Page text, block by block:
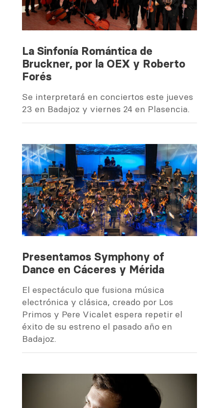
La Sinfonía Romántica de
Bruckner, por la OEX y Roberto
Forés
Se interpretará en conciertos este jueves
23 en Badajoz y viernes 24 en Plasencia.
Presentamos Symphony of
Dance en Cáceres y Mérida
El espectáculo que fusiona música
electrónica y clásica, creado por Los
Primos y Pere Vicalet espera repetir el
éxito de su estreno el pasado año en
Badajoz.